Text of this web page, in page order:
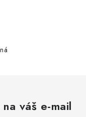
váš e-mail